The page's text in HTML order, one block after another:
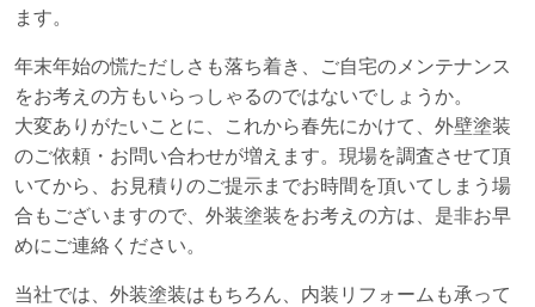
ます。
年末年始の慌ただしさも落ち着き、ご自宅のメンテナンス
をお考えの方もいらっしゃるのではないでしょうか。
大変ありがたいことに、これから春先にかけて、外壁塗装
のご依頼・お問い合わせが増えます。現場を調査させて頂
いてから、お見積りのご提示までお時間を頂いてしまう場
合もございますので、外装塗装をお考えの方は、是非お早
めにご連絡ください。
当社では、外装塗装はもちろん、内装リフォームも承って